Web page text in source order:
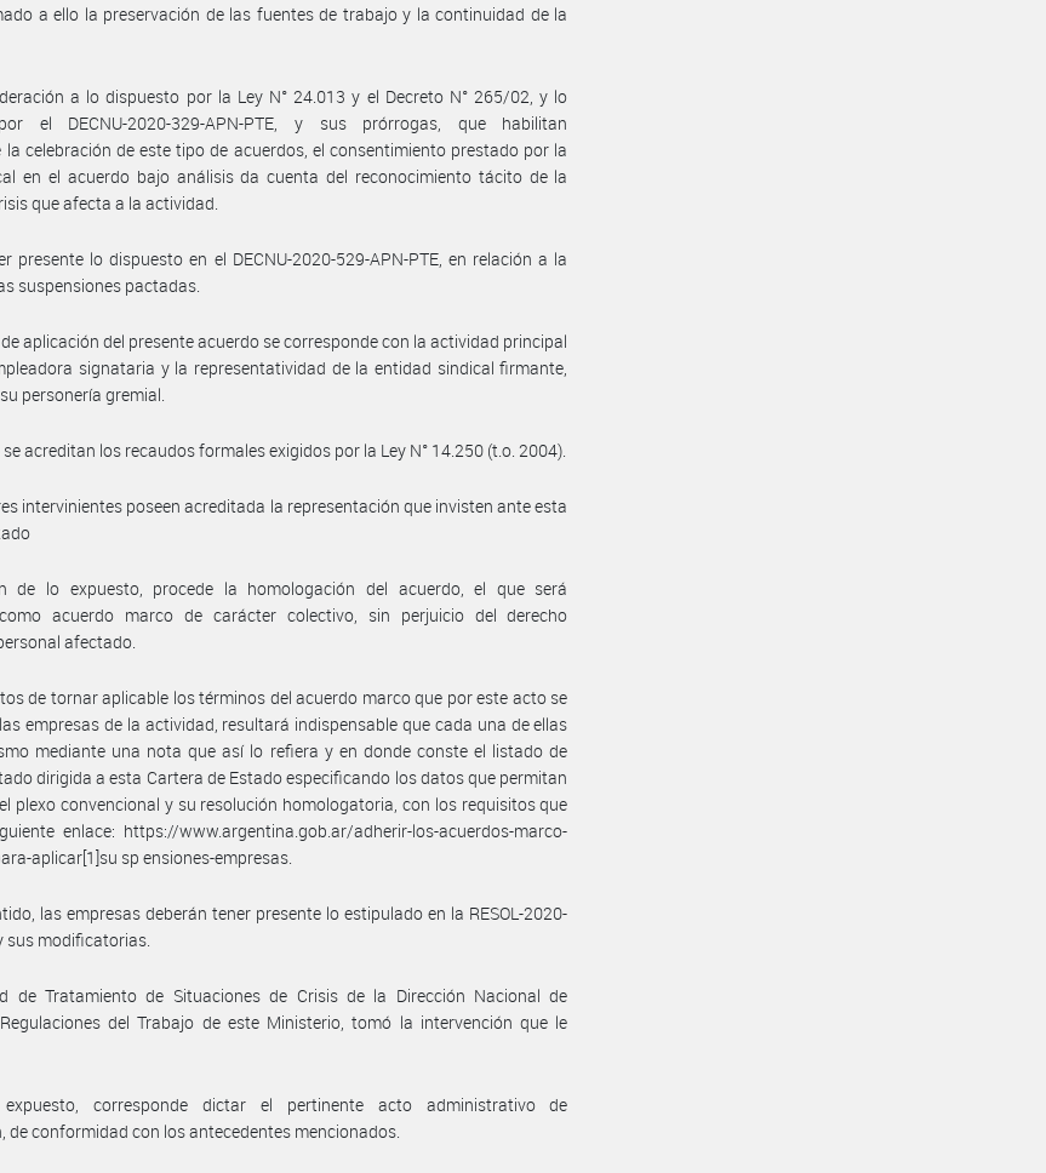
a ello la preservación de las fuentes de trabajo y la continuidad de la
a lo dispuesto por la Ley N° 24.013 y el Decreto N° 265/02, y lo
el DECNU-2020-329-APN-PTE, y sus prórrogas, que habilitan
la celebración de este tipo de acuerdos, el consentimiento prestado por la
en el acuerdo bajo análisis da cuenta del reconocimiento tácito de la
que afecta a la actividad.
presente lo dispuesto en el DECNU-2020-529-APN-PTE, en relación a la
suspensiones pactadas.
aplicación del presente acuerdo se corresponde con la actividad principal
signataria y la representatividad de la entidad sindical firmante,
personería gremial.
acreditan los recaudos formales exigidos por la Ley N° 14.250 (t.o. 2004).
intervinientes poseen acreditada la representación que invisten ante esta
de lo expuesto, procede la homologación del acuerdo, el que será
acuerdo marco de carácter colectivo, sin perjuicio del derecho
afectado.
de tornar aplicable los términos del acuerdo marco que por este acto se
empresas de la actividad, resultará indispensable que cada una de ellas
mediante una nota que así lo refiera y en donde conste el listado de
dirigida a esta Cartera de Estado especificando los datos que permitan
plexo convencional y su resolución homologatoria, con los requisitos que
enlace: https://www.argentina.gob.ar/adherir-los-acuerdos-marco-
aplicar[1]su sp ensiones-empresas.
las empresas deberán tener presente lo estipulado en la RESOL-2020-
sus modificatorias.
de Tratamiento de Situaciones de Crisis de la Dirección Nacional de
del Trabajo de este Ministerio, tomó la intervención que le
corresponde dictar el pertinente acto administrativo de
de conformidad con los antecedentes mencionados.